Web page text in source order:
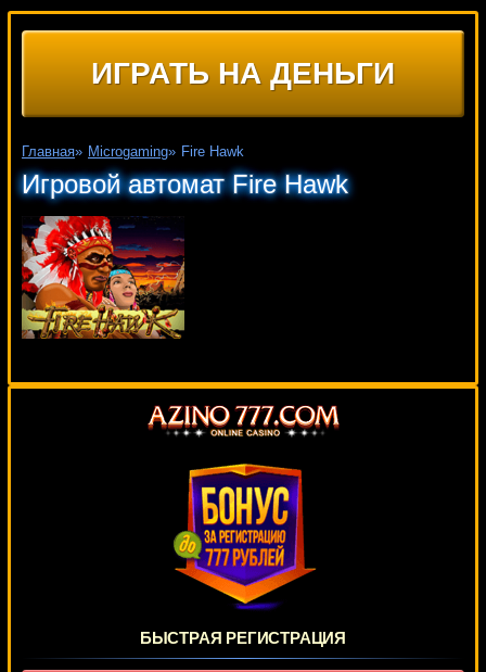
ИГРАТЬ НА ДЕНЬГИ
Главная» Microgaming» Fire Hawk
Игровой автомат Fire Hawk
БЫСТРАЯ РЕГИСТРАЦИЯ